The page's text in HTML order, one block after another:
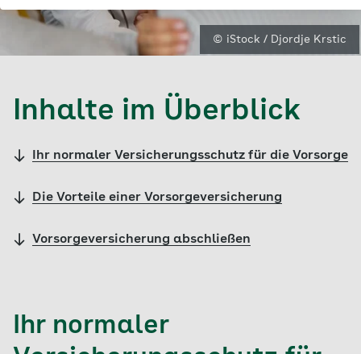
© iStock / Djordje Krstic
Inhalte im Überblick
Ihr normaler Versicherungsschutz für die Vorsorge
Die Vorteile einer Vorsorgeversicherung
Vorsorgeversicherung abschließen
Ihr normaler